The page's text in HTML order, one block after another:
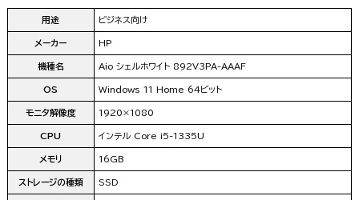
用途 ビジネス向け
メーカー HP
機種名 Aio シェルホワイト 892V3PA-AAAF
OS Windows 11 Home 64ビット
モニタ解像度 1920×1080
CPU インテル Core i5-1335U
メモリ 16GB
ストレージの種類 SSD